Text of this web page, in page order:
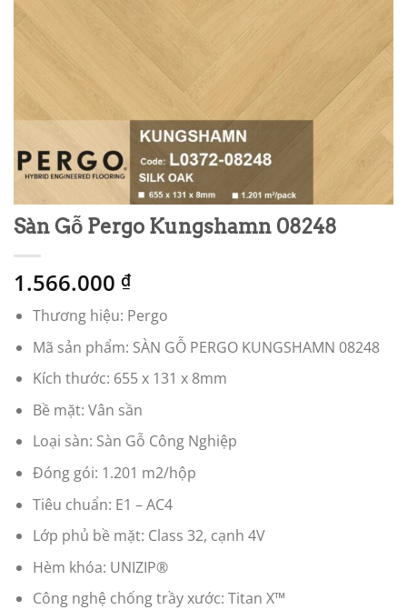
Sàn Gỗ Pergo Kungshamn 08248
1.566.000 ₫
Thương hiệu: Pergo
Mã sản phẩm: SÀN GỖ PERGO KUNGSHAMN 08248
Kích thước: 655 x 131 x 8mm
Bề mặt: Vân sần
Loại sàn: Sàn Gỗ Công Nghiệp
Đóng gói: 1.201 m2/hộp
Tiêu chuẩn: E1 – AC4
Lớp phủ bề mặt: Class 32, cạnh 4V
Hèm khóa: UNIZIP®
Công nghệ chống trầy xước: Titan X™